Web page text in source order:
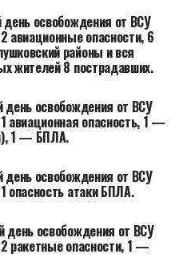
освобождения от ВСУ
авиационные опасности, 6
районы и вся
жителей 8 пострадавших.
освобождения от ВСУ
авиационная опасность, 1 —
1 — БПЛА.
освобождения от ВСУ
опасность атаки БПЛА.
освобождения от ВСУ
ракетные опасности, 1 —